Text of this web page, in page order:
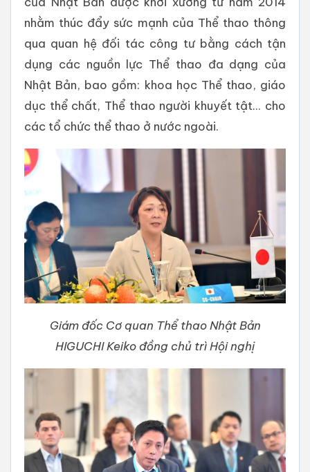
nhằm thúc đẩy sức mạnh của Thể thao thông
qua quan hệ đối tác công tư bằng cách tận
dụng các nguồn lực Thể thao đa dạng của
Nhật Bản, bao gồm: khoa học Thể thao, giáo
dục thể chất, Thể thao người khuyết tật... cho
các tổ chức thể thao ở nước ngoài.
Giám đốc Cơ quan Thể thao Nhật Bản
HIGUCHI Keiko đồng chủ trì Hội nghị